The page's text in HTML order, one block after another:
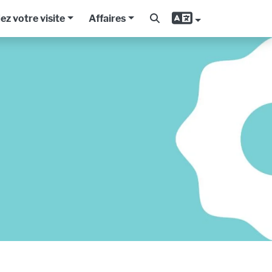
votre visite Affaires